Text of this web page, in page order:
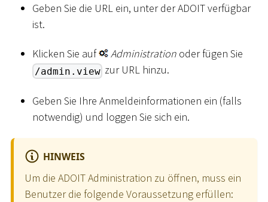
Geben Sie die URL ein, unter der ADOIT verfügbar
ist.
Klicken Sie auf Administration oder fügen Sie
/admin.view zur URL hinzu.
Geben Sie Ihre Anmeldeinformationen ein (falls
notwendig) und loggen Sie sich ein.
HINWEIS
Um die ADOIT Administration zu öffnen, muss ein
Benutzer die folgende Voraussetzung erfüllen: